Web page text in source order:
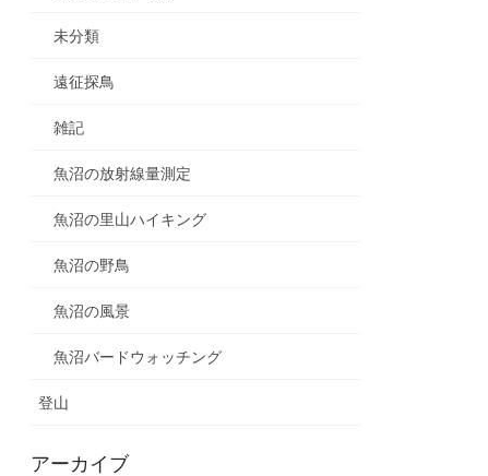
未分類
遠征探鳥
雑記
魚沼の放射線量測定
魚沼の里山ハイキング
魚沼の野鳥
魚沼の風景
魚沼バードウォッチング
登山
アーカイブ